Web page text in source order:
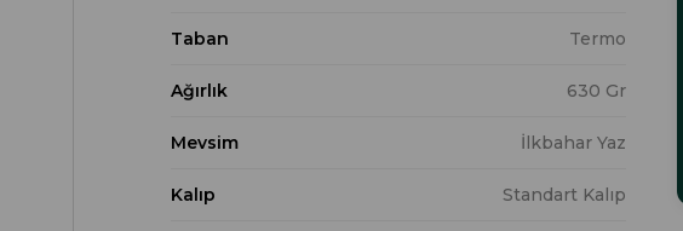
Taban Termo
Ağırlık 630 Gr
Mevsim İlkbahar Yaz
Kalıp Standart Kalıp